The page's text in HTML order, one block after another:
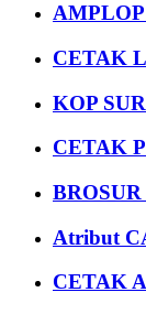
CETAK
KOP
CETAK
Atribut
CETAK